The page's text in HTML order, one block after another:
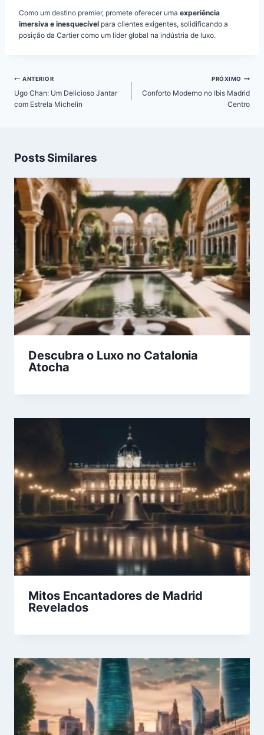
Como um destino premier, promete oferecer uma experiência
imersiva e inesquecível para clientes exigentes, solidificando a
posição da Cartier como um líder global na indústria de luxo.
Navegação
de
Post
ANTERIOR
Ugo Chan: Um Delicioso Jantar
com Estrela Michelin
PRÓXIMO
Conforto Moderno no Ibis Madrid
Centro
Posts Similares
Descubra o Luxo no Catalonia
Atocha
Mitos Encantadores de Madrid
Revelados